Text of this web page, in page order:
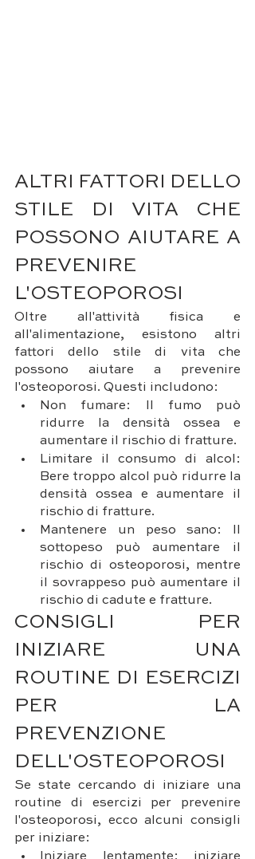
ALTRI FATTORI DELLO
STILE DI VITA CHE
POSSONO AIUTARE A
PREVENIRE
L'OSTEOPOROSI
Oltre all'attività fisica e
all'alimentazione, esistono altri
fattori dello stile di vita che
possono aiutare a prevenire
l'osteoporosi. Questi includono:
Non fumare: Il fumo può
ridurre la densità ossea e
aumentare il rischio di fratture.
Limitare il consumo di alcol:
Bere troppo alcol può ridurre la
densità ossea e aumentare il
rischio di fratture.
Mantenere un peso sano: Il
sottopeso può aumentare il
rischio di osteoporosi, mentre
il sovrappeso può aumentare il
rischio di cadute e fratture.
CONSIGLI PER
INIZIARE UNA
ROUTINE DI ESERCIZI
PER LA
PREVENZIONE
DELL'OSTEOPOROSI
Se state cercando di iniziare una
routine di esercizi per prevenire
l'osteoporosi, ecco alcuni consigli
per iniziare:
Iniziare lentamente: iniziare